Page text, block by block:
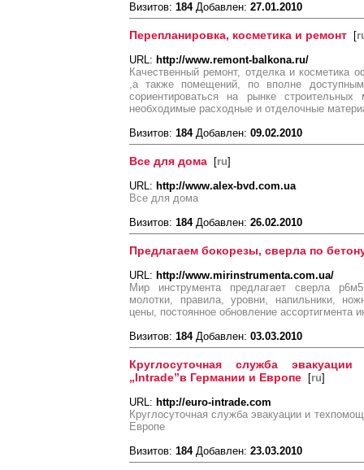
Визитов: 184Добавлен: 27.01.2010
Перепланировка, косметика и ремонт [
URL: http://www.remont-balkona.ru/
Качественный ремонт, отделка и косметика
,а также помещений, по вполне
сориентироваться на рынке
необходимые расходные и отделочные
Визитов: 184Добавлен: 09.02.2010
Все для дома [ru]
URL: http://www.alex-bvd.com.ua
Все для дома
Визитов: 184Добавлен: 26.02.2010
Предлагаем бокорезы, сверла по
URL: http://www.mirinstrumenta.com.ua/
Мир инструмента предлагает сверла
молотки, правила, уровни, напильники,
цены, постоянное обновление ассортигмента
Визитов: 184Добавлен: 03.03.2010
Круглосуточная служба
„Intrade”в Германии и Европе [ru]
URL: http://euro-intrade.com
Круглосуточная служба эвакуации и
Европе
Визитов: 184Добавлен: 23.03.2010